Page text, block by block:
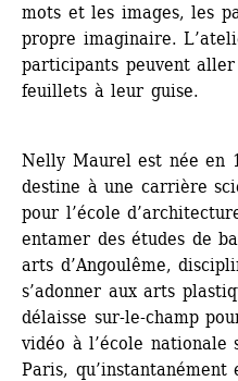
mots et les images, les
propre imaginaire.
participants peuvent
feuillets à leur guise.
Nelly Maurel est née en
destine à une carrière
pour l’école
entamer des études de
arts d’Angoulême,
s’adonner aux arts
délaisse sur-le-champ
vidéo à l’école nationale
Paris,